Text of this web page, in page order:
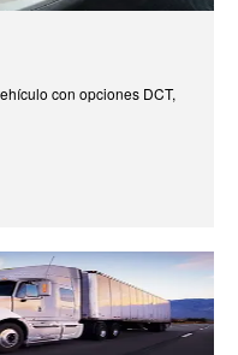
con opciones DCT,